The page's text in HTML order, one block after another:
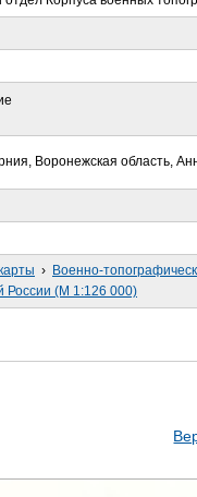
Воронежская область,
› Военно-
России (М 1:126 000)